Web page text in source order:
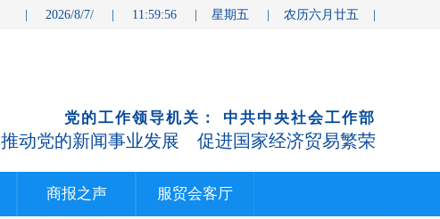
| 2026/8/7/ | 11:59:56 | 星期五 | 农历六月廿五 |
党的工作领导机关： 中共中央社会工作部
推动党的新闻事业发展 促进国家经济贸易繁荣
商报之声 服贸会客厅